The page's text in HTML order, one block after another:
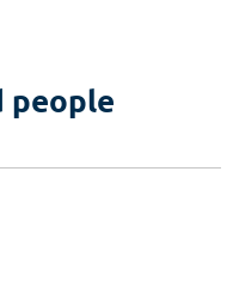
people